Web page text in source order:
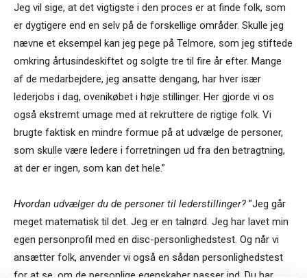
Jeg vil sige, at det vigtigste i den proces er at finde folk, som
er dygtigere end en selv på de forskellige områder. Skulle jeg
nævne et eksempel kan jeg pege på Telmore, som jeg stiftede
omkring årtusindeskiftet og solgte tre til fire år efter. Mange
af de medarbejdere, jeg ansatte dengang, har hver især
lederjobs i dag, ovenikøbet i høje stillinger. Her gjorde vi os
også ekstremt umage med at rekruttere de rigtige folk. Vi
brugte faktisk en mindre formue på at udvælge de personer,
som skulle være ledere i forretningen ud fra den betragtning,
at der er ingen, som kan det hele.”
Hvordan udvælger du de personer til lederstillinger? ”Jeg går
meget matematisk til det. Jeg er en talnørd. Jeg har lavet min
egen personprofil med en disc-personlighedstest. Og når vi
ansætter folk, anvender vi også en sådan personlighedstest
for at se, om de personlige egenskaber passer ind. Du har